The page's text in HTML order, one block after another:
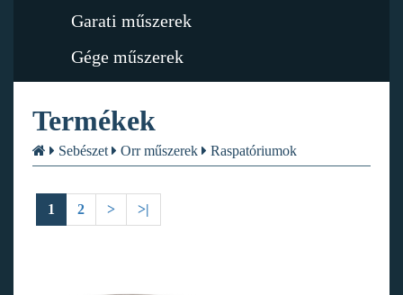
Garati műszerek
Gége műszerek
Termékek
Sebészet Orr műszerek Raspatóriumok
1 2 > >|